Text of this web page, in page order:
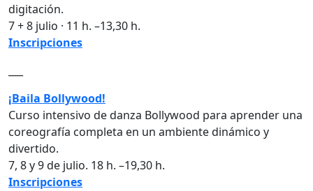
digitación.
7 + 8 julio · 11 h. –13,30 h.
Inscripciones
¡Baila Bollywood!
Curso intensivo de danza Bollywood para aprender una
coreografía completa en un ambiente dinámico y
divertido.
7, 8 y 9 de julio. 18 h. –19,30 h.
Inscripciones